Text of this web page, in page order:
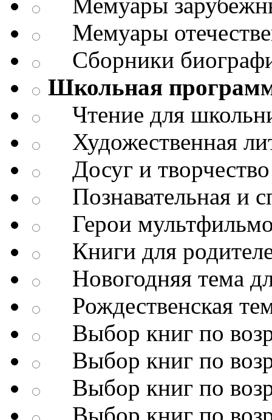
Мемуары
Мемуары
Сборники
Школьная
Чтение для
Художественная
Досуг и творчество
Познавательная и
Герои
Книги для
Новогодняя тема
Рождественская
Выбор книг по
Выбор книг по
Выбор книг по